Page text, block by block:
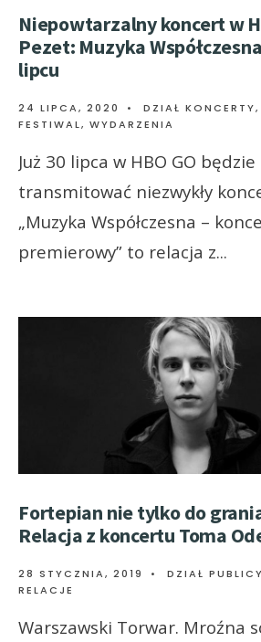
Niepowtarzalny koncert w
Pezet: Muzyka
lipcu
24 LIPCA, 2020 • DZIAŁ KONCERTY,
FESTIWAL, WYDARZENIA
Już 30 lipca w HBO GO będzie
transmitować niezwykły
„Muzyka Współczesna –
premierowy” to relacja z...
Fortepian nie tylko do
Relacja z koncertu Toma
28 STYCZNIA, 2019 • DZIAŁ
RELACJE
Warszawski Torwar. Mroźna